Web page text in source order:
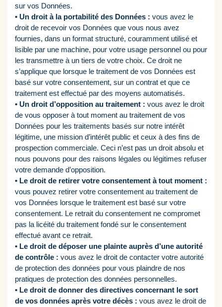
sur vos Données.
• Un droit à la portabilité des Données : vous avez le
droit de recevoir vos Données que vous nous avez
fournies, dans un format structuré, couramment utilisé et
lisible par une machine, pour votre usage personnel ou pour
les transmettre à un tiers de votre choix. Ce droit ne
s’applique que lorsque le traitement de vos Données est
basé sur votre consentement, sur un contrat et que ce
traitement est effectué par des moyens automatisés.
• Un droit d’opposition au traitement : vous avez le droit
de vous opposer à tout moment au traitement de vos
Données pour les traitements basés sur notre intérêt
légitime, une mission d’intérêt public et ceux à des fins de
prospection commerciale. Ceci n’est pas un droit absolu et
nous pouvons pour des raisons légales ou légitimes refuser
votre demande d’opposition.
• Le droit de retirer votre consentement à tout moment :
vous pouvez retirer votre consentement au traitement de
vos Données lorsque le traitement est basé sur votre
consentement. Le retrait du consentement ne compromet
pas la licéité du traitement fondé sur le consentement
effectué avant ce retrait.
• Le droit de déposer une plainte auprès d’une autorité
de contrôle : vous avez le droit de contacter votre autorité
de protection des données pour vous plaindre de nos
pratiques de protection des données personnelles.
• Le droit de donner des directives concernant le sort
de vos données après votre décès : vous avez le droit de